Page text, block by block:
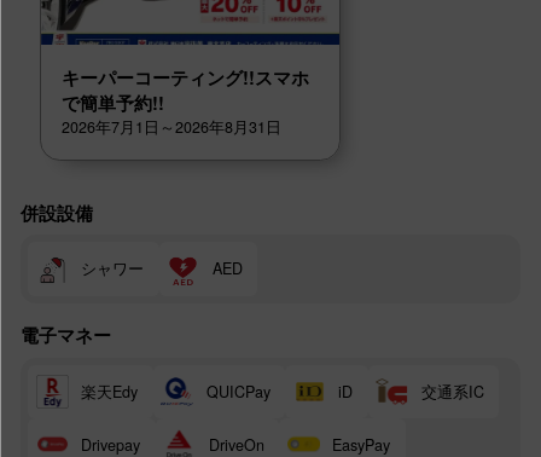
キーパーコーティング!!スマホ
で簡単予約!!
2026年7月1日～2026年8月31日
併設設備
シャワー AED
電子マネー
楽天Edy QUICPay iD 交通系IC
Drivepay DriveOn EasyPay